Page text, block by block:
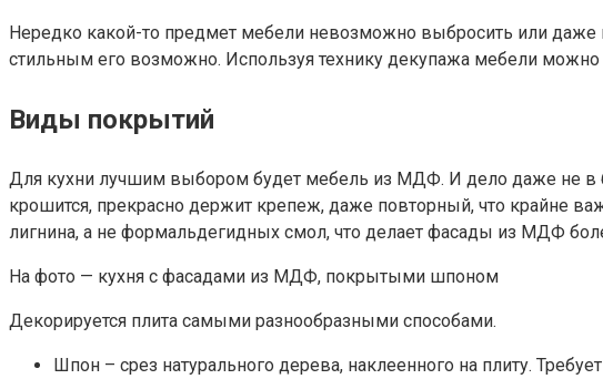
Нередко какой-то предмет мебели невозможно выбросить или даже
стильным его возможно. Используя технику декупажа мебели
Виды покрытий
Для кухни лучшим выбором будет мебель из МДФ. И дело даже не в
крошится, прекрасно держит крепеж, даже повторный, что крайне
лигнина, а не формальдегидных смол, что делает фасады из МДФ
На фото — кухня с фасадами из МДФ, покрытыми шпоном
Декорируется плита самыми разнообразными способами.
Шпон – срез натурального дерева, наклеенного на плиту.